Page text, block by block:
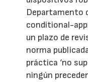
Departamento
conditional-
un plazo de
norma
práctica ‘no
ningún